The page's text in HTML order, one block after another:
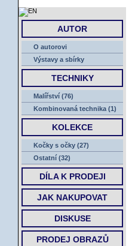
AUTOR
O autorovi
Výstavy a sbírky
TECHNIKY
Malířství (76)
Kombinovaná technika (1)
KOLEKCE
Kočky s očky (27)
Ostatní (32)
DÍLA K PRODEJI
JAK NAKUPOVAT
DISKUSE
PRODEJ OBRAZŮ